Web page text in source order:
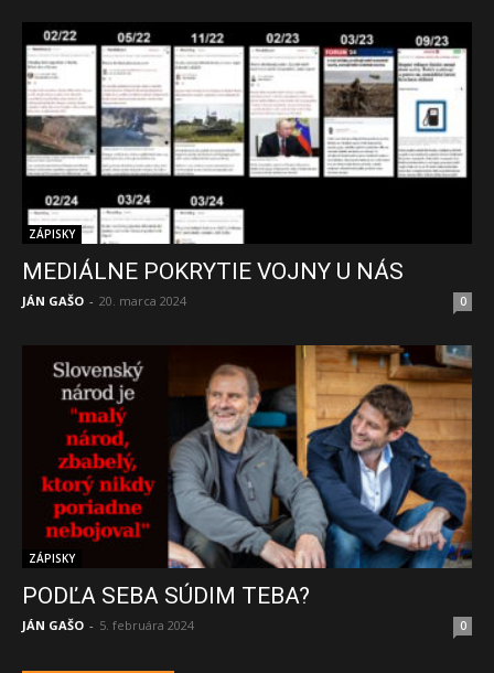
ZÁPISKY
MEDIÁLNE POKRYTIE VOJNY U NÁS
JÁN GAŠO - 20. marca 2024 0
ZÁPISKY
PODĽA SEBA SÚDIM TEBA?
JÁN GAŠO - 5. februára 2024 0